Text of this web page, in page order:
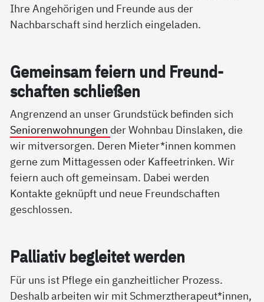
Ihre Angehörigen und Freunde aus der
Nachbarschaft sind herzlich eingeladen.
Ge­mein­sam fei­ern und Freund­
schaf­ten sch­lie­ßen
Angrenzend an unser Grundstück befinden sich
Seniorenwohnungen der Wohnbau Dinslaken, die
wir mitversorgen. Deren Mieter*innen kommen
gerne zum Mittagessen oder Kaffeetrinken. Wir
feiern auch oft gemeinsam. Dabei werden
Kontakte geknüpft und neue Freundschaften
geschlossen.
Pal­lia­tiv be­g­lei­tet wer­den
Für uns ist Pflege ein ganzheitlicher Prozess.
Deshalb arbeiten wir mit Schmerztherapeut*innen,